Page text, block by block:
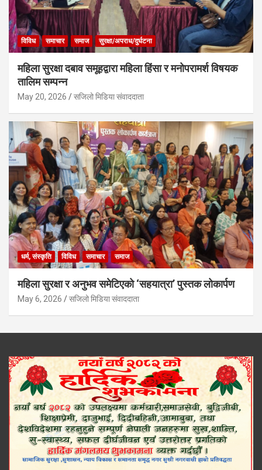
विविध समाचार समाज सुरक्षा/अपराध/दुर्घटना
महिला सुरक्षा दबाव समूहद्वारा महिला हिंसा र मनोपरामर्श विषयक
तालिम सम्पन्न
May 20, 2026 सजिलो मिडिया संवाददाता
धर्म, संस्कृति विविध समाचार समाज
महिला सुरक्षा र अनुभव समेटिएको ‘सहयात्रा’ पुस्तक लोकार्पण
May 6, 2026 सजिलो मिडिया संवाददाता